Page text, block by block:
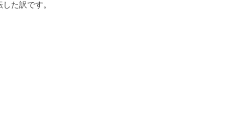
た訳です。